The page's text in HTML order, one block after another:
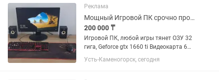
Реклама
Мощный Игровой ПК срочно продам
200 000 ₸
Игровой ПК, любой игры тянет ОЗУ 32
гига, Geforce gtx 1660 ti Видеокарта 6
гига, LG e2211 Монитор 22 (кнопка
отключения неработает), Мышка 2 шт
Усть-Каменогорск, сегодня